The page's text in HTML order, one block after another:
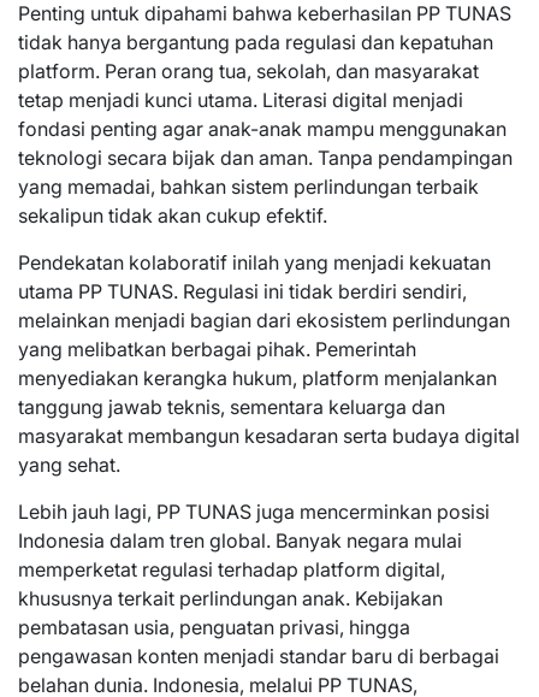
Penting untuk dipahami bahwa keberhasilan PP TUNAS
tidak hanya bergantung pada regulasi dan kepatuhan
platform. Peran orang tua, sekolah, dan masyarakat
tetap menjadi kunci utama. Literasi digital menjadi
fondasi penting agar anak-anak mampu menggunakan
teknologi secara bijak dan aman. Tanpa pendampingan
yang memadai, bahkan sistem perlindungan terbaik
sekalipun tidak akan cukup efektif.
Pendekatan kolaboratif inilah yang menjadi kekuatan
utama PP TUNAS. Regulasi ini tidak berdiri sendiri,
melainkan menjadi bagian dari ekosistem perlindungan
yang melibatkan berbagai pihak. Pemerintah
menyediakan kerangka hukum, platform menjalankan
tanggung jawab teknis, sementara keluarga dan
masyarakat membangun kesadaran serta budaya digital
yang sehat.
Lebih jauh lagi, PP TUNAS juga mencerminkan posisi
Indonesia dalam tren global. Banyak negara mulai
memperketat regulasi terhadap platform digital,
khususnya terkait perlindungan anak. Kebijakan
pembatasan usia, penguatan privasi, hingga
pengawasan konten menjadi standar baru di berbagai
belahan dunia. Indonesia, melalui PP TUNAS,